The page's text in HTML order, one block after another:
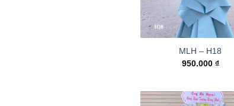
MLH – H18
950.000 ₫